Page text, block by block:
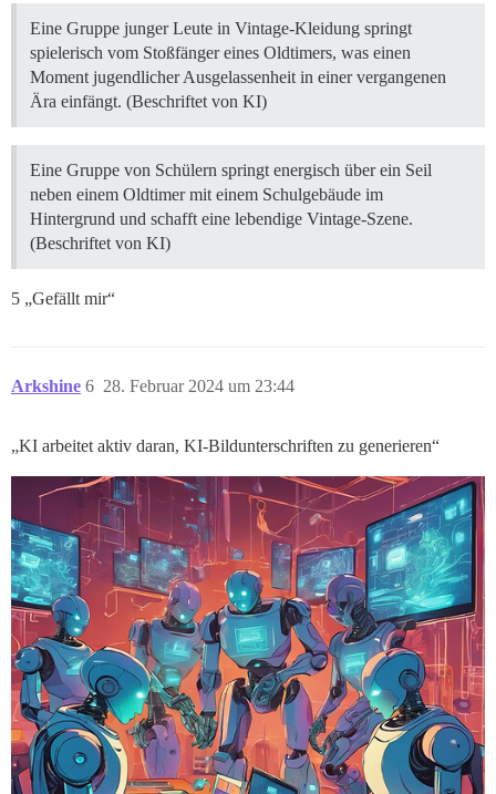
Eine Gruppe junger Leute in Vintage-Kleidung springt
spielerisch vom Stoßfänger eines Oldtimers, was einen
Moment jugendlicher Ausgelassenheit in einer vergangenen
Ära einfängt. (Beschriftet von KI)
Eine Gruppe von Schülern springt energisch über ein Seil
neben einem Oldtimer mit einem Schulgebäude im
Hintergrund und schafft eine lebendige Vintage-Szene.
(Beschriftet von KI)
5 „Gefällt mir“
Arkshine 28. Februar 2024 um 23:44
6
„KI arbeitet aktiv daran, KI-Bildunterschriften zu generieren“